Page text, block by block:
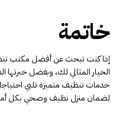
خاتمة
إذا كنت تبحث عن أفضل مكتب
الخيار المثالي لك، وبفضل خبرتها
خدمات تنظيف متميزة تلبي
لضمان منزل نظيف وصحي بكل